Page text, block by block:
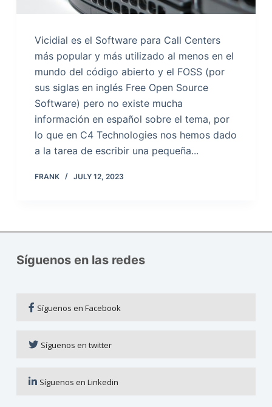
Vicidial es el Software para Call Centers
más popular y más utilizado al menos en el
mundo del código abierto y el FOSS (por
sus siglas en inglés Free Open Source
Software) pero no existe mucha
información en español sobre el tema, por
lo que en C4 Technologies nos hemos dado
a la tarea de escribir una pequeña...
FRANK JULY 12, 2023
Síguenos en las redes
Síguenos en Facebook
Síguenos en twitter
Síguenos en Linkedin